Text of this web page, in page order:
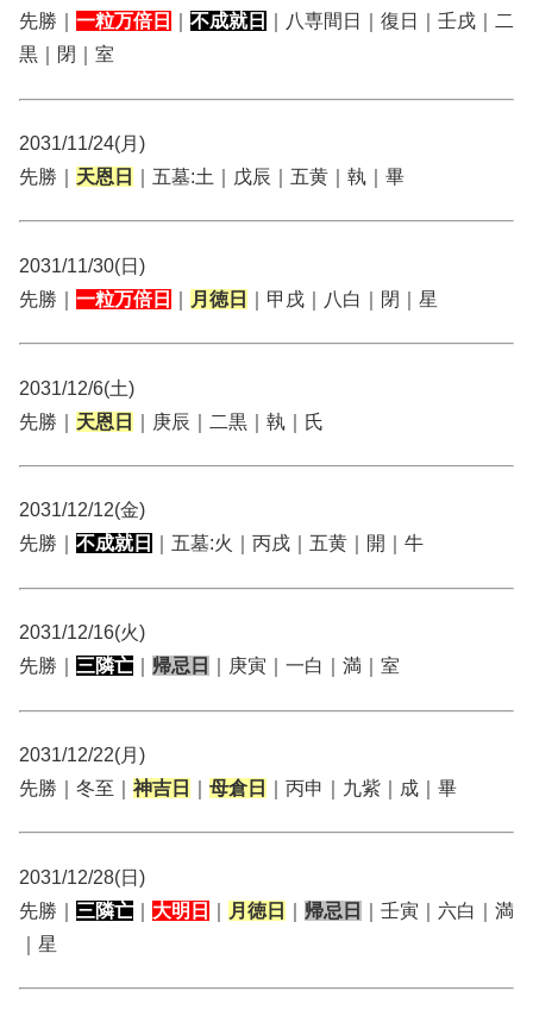
先勝｜ 一粒万倍日 不成就日
｜八専間日｜復日｜壬戌｜二
黒｜閉｜室
2031/11/24(月)
先勝｜ 天恩日 ｜五墓:土｜戊辰｜五黄｜執｜畢
2031/11/30(日)
先勝｜ 一粒万倍日 月徳日 ｜甲戌｜八白｜閉｜星
2031/12/6(土)
先勝｜ 天恩日 ｜庚辰｜二黒｜執｜氏
2031/12/12(金)
先勝｜ 不成就日 ｜五墓:火｜丙戌｜五黄｜開｜牛
2031/12/16(火)
先勝｜ 三隣亡 帰忌日 ｜庚寅｜一白｜満｜室
2031/12/22(月)
先勝｜冬至｜ 神吉日 母倉日 ｜丙申｜九紫｜成｜畢
2031/12/28(日)
先勝｜ 三隣亡 大明日 月徳日 帰忌日
｜壬寅｜六白｜満
｜星